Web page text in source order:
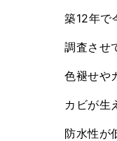
築12年で
調査させ
色褪せや
カビが生
防水性が